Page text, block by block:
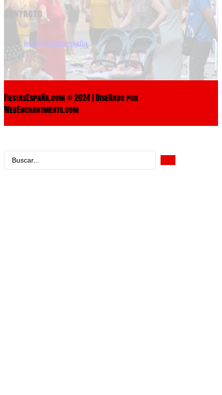
Contacto
info@fiestasespaña
FiestasEspaña.com © 2024 | Diseñado por
WebEnchantments.com